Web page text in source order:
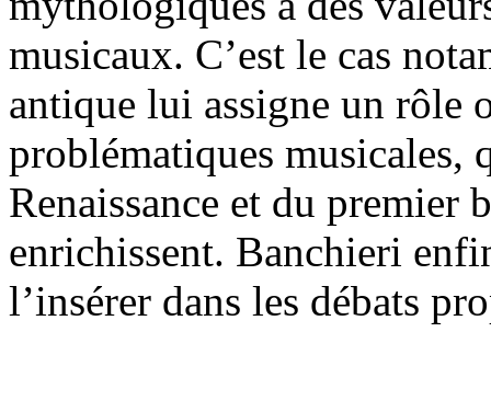
musicaux. C’est le cas
antique lui assigne un rôle
problématiques musicales,
Renaissance et du premier
enrichissent. Banchieri
l’insérer dans les débats